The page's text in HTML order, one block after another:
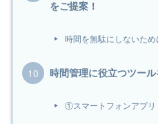
をご提案！
時間を無駄にしないため
時間管理に役立つツール
①スマートフォンアプリ